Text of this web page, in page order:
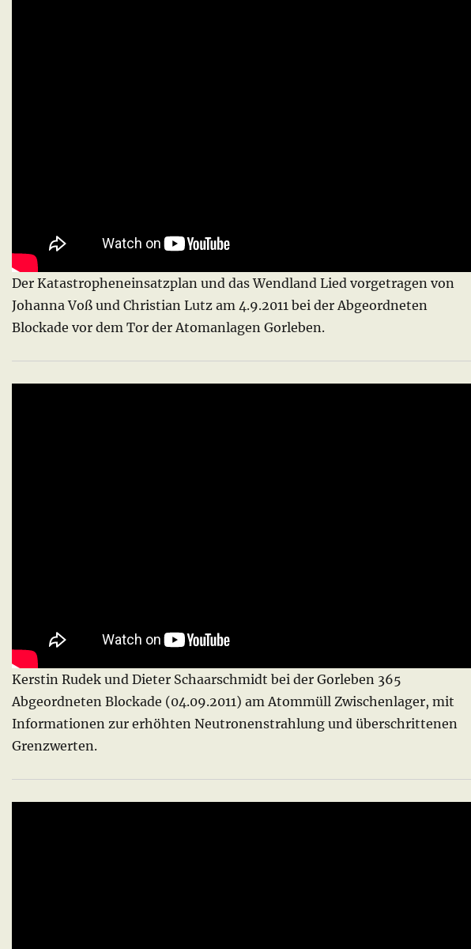
Der Katastropheneinsatzplan und das Wendland Lied vorgetragen von
Johanna Voß und Christian Lutz am 4.9.2011 bei der Abgeordneten
Blockade vor dem Tor der Atomanlagen Gorleben.
Kerstin Rudek und Dieter Schaarschmidt bei der Gorleben 365
Abgeordneten Blockade (04.09.2011) am Atommüll Zwischenlager, mit
Informationen zur erhöhten Neutronenstrahlung und überschrittenen
Grenzwerten.